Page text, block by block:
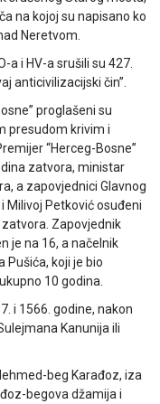
na kojoj su napisano ko
Neretvom.
a i HV-a srušili su 427.
anticivilizacijski čin”.
proglašeni su
presudom krivim i
“Herceg-Bosne”
zatvora, ministar
a zapovjednici Glavnog
Milivoj Petković osuđeni
Zapovjednik
je na 16, a načelnik
Pušića, koji je bio
10 godina.
i 1566. godine, nakon
Kanunija ili
beg Karađoz, iza
begova džamija i